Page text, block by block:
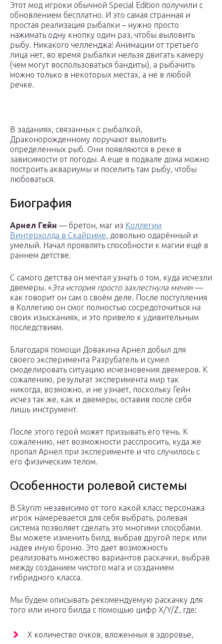
Этот мод игроки обычной Special Edition получили с
обновлением бесплатно. И это самая странная и
простая реализация рыбалки – нужно просто
нажимать одну кнопку один раз, чтобы выловить
рыбу. Никакого челленджа! Анимации от третьего
лица нет, во время рыбалки нельзя двигать камеру
(чем могут воспользоваться бандиты), а рыбачить
можно только в некоторых местах, а не в любой
речке.
В заданиях, связанных с рыбалкой,
Драконорожденному поручают выловить
определенных рыб. Они появляются в реке в
зависимости от погоды. А еще в подвале дома можно
построить аквариумы и поселить там рыбу, чтобы
любоваться.
Биография
Арнел Гейн — бретон, маг из Коллегии
Винтерхолда в Скайриме, довольно одарённый и
умелый. Начал проявлять способности к магии ещё в
раннем детстве.
С самого детства он мечтал узнать о том, куда исчезли
двемеры. «Эта история просто захлестнула меня» —
как говорит он сам о своём деле. После поступления
в Коллегию он смог полностью сосредоточиться на
своих изысканиях, и это привело к удивительным
последствиям.
Благодаря помощи Довакина Арнел добыл для
своего эксперимента Разрубатель и сумел
смоделировать ситуацию исчезновения двемеров. К
сожалению, результат эксперимента мир так
никогда, возможно, и не узнает, поскольку Гейн
исчез так же, как и двемеры, оставив после себя
лишь инструмент.
После этого герой может призывать его тень. К
сожалению, нет возможности расспросить, куда же
пропал Арнел при эксперименте и что случилось с
его физическим телом.
Особенности ролевой системы
В Skyrim независимо от того какой класс персонажа
игрок намеревается для себя выбрать, ролевая
система позволяет сделать это многими способами.
Вы можете изменить билд, выбрав другой перк или
надев иную броню. Это дает возможность
реализовать множество вариантов раскачки, выбрав
между созданием чистого мага и созданием
гибридного класса.
Мы будем описывать рекомендуемую раскачку для
того или иного билда с помощью цифр X/Y/Z, где:
Х количество очков, вложенных в здоровье,